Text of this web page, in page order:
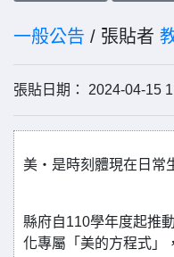
一般公告 / 張貼者
張貼日期： 2024-04-15
美‧是時刻體現在日常
縣府自110學年度起推
化專屬「美的方程式」